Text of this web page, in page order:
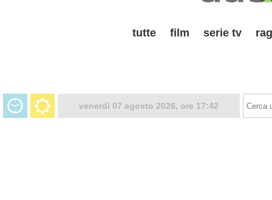
tutte film serie tv
venerdì 07 agosto 2026, ore 17:42